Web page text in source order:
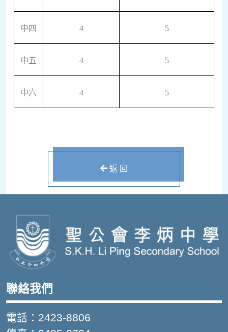
中四 4 5
中五 4 5
中六 4 5
返 回
聯絡我們
電話：2423-8806